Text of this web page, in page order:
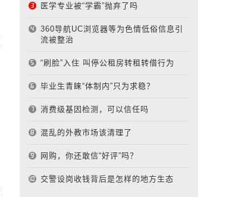
医学专业被“学霸”抛弃了吗
360导航UC浏览器等为色情低俗信息引
流被整治
“刷脸”入住 叫停公租房转租转借行为
毕业生青睐“体制内”只为求稳？
消费级基因检测，可以信任吗
混乱的外教市场该清理了
网购，你还敢信“好评”吗？
交警设岗收钱背后是怎样的地方生态